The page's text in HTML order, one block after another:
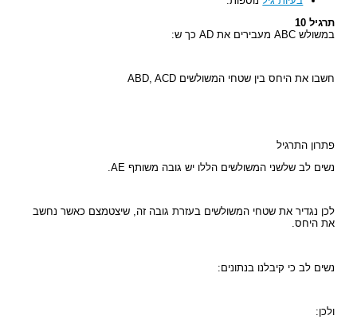
תרגיל 10
במשולש ABC מעבירים את AD כך ש:
חשבו את היחס בין שטחי המשולשים ABD, ACD
פתרון התרגיל
נשים לב שלשני המשולשים הללו יש גובה משותף AE.
לכן נגדיר את שטחי המשולשים בעזרת גובה זה, שיצטמצם כאשר נחשב
את היחס.
נשים לב כי קיבלנו בנתונים:
ולכן: